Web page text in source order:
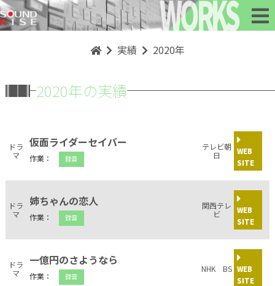
WORKS
実績 2020年
2020年の実績
ドラ
マ
仮面ライダーセイバー
作業： 録音
テレビ朝
日
WEB
SITE
ドラ
マ
姉ちゃんの恋人
作業： 録音
関西テレ
ビ
WEB
SITE
ドラ
マ
一億円のさようなら
作業： 録音
NHK BS WEB
SITE